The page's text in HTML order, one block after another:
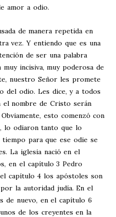
amor a odio.
de manera repetida en
vez. Y entiendo que es una
de ser una palabra
incisiva, muy poderosa de
nuestro Señor les promete
del odio. Les dice, y a todos
el nombre de Cristo serán
esto comenzó con
lo odiaron tanto que lo
para que ese odie se
La iglesia nació en el
en el capítulo 3 Pedro
capítulo 4 los apóstoles son
la autoridad judía. En el
de nuevo, en el capítulo 6
de los creyentes en la